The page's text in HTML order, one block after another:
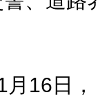
日，